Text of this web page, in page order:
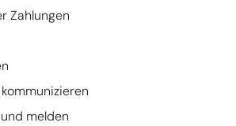
Zahlungen
melden